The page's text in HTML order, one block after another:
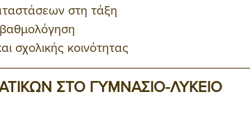
στη τάξη
βαθμολόγηση
σχολικής κοινότητας
ΣΤΟ ΓΥΜΝΑΣΙΟ-ΛΥΚΕΙΟ